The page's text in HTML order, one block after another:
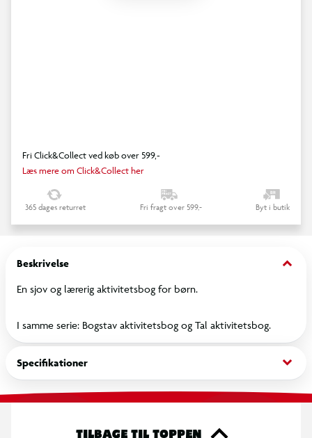
Fri Click&Collect ved køb over 599,-
Læs mere om Click&Collect her
365 dages returret Fri fragt over 599,- Byt i butik
Beskrivelse keyboard_arrow_down
En sjov og lærerig aktivitetsbog for børn.
I samme serie: Bogstav aktivitetsbog og Tal aktivitetsbog.
Specifikationer keyboard_arrow_down
TILBAGE TIL TOPPEN